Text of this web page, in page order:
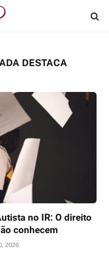
DESTACA
no IR: O direito
conhecem
2026